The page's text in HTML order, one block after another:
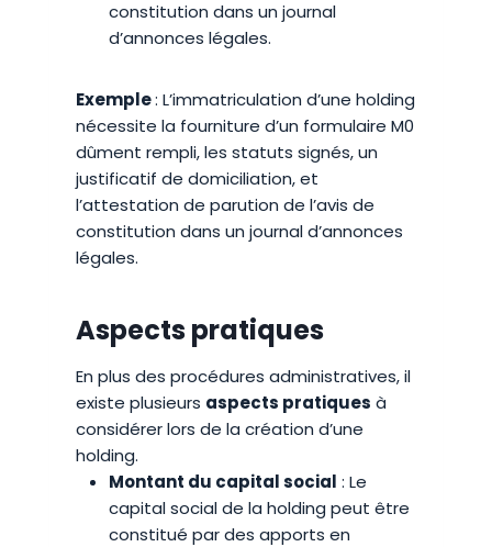
constitution dans un journal
d’annonces légales.
Exemple: L’immatriculation d’une holding
nécessite la fourniture d’un formulaire M0
dûment rempli, les statuts signés, un
justificatif de domiciliation, et
l’attestation de parution de l’avis de
constitution dans un journal d’annonces
légales.
Aspects pratiques
En plus des procédures administratives, il
existe plusieurs aspects pratiques à
considérer lors de la création d’une
holding.
Montant du capital social : Le
capital social de la holding peut être
constitué par des apports en